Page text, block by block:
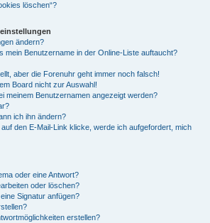
löschen“?
ändern?
mein Benutzername in der Online-Liste auftaucht?
aber die Forenuhr geht immer noch falsch!
Board nicht zur Auswahl!
meinem Benutzernamen angezeigt werden?
ich ihn ändern?
den E-Mail-Link klicke, werde ich aufgefordert, mich
oder eine Antwort?
oder löschen?
Signatur anfügen?
erstellen?